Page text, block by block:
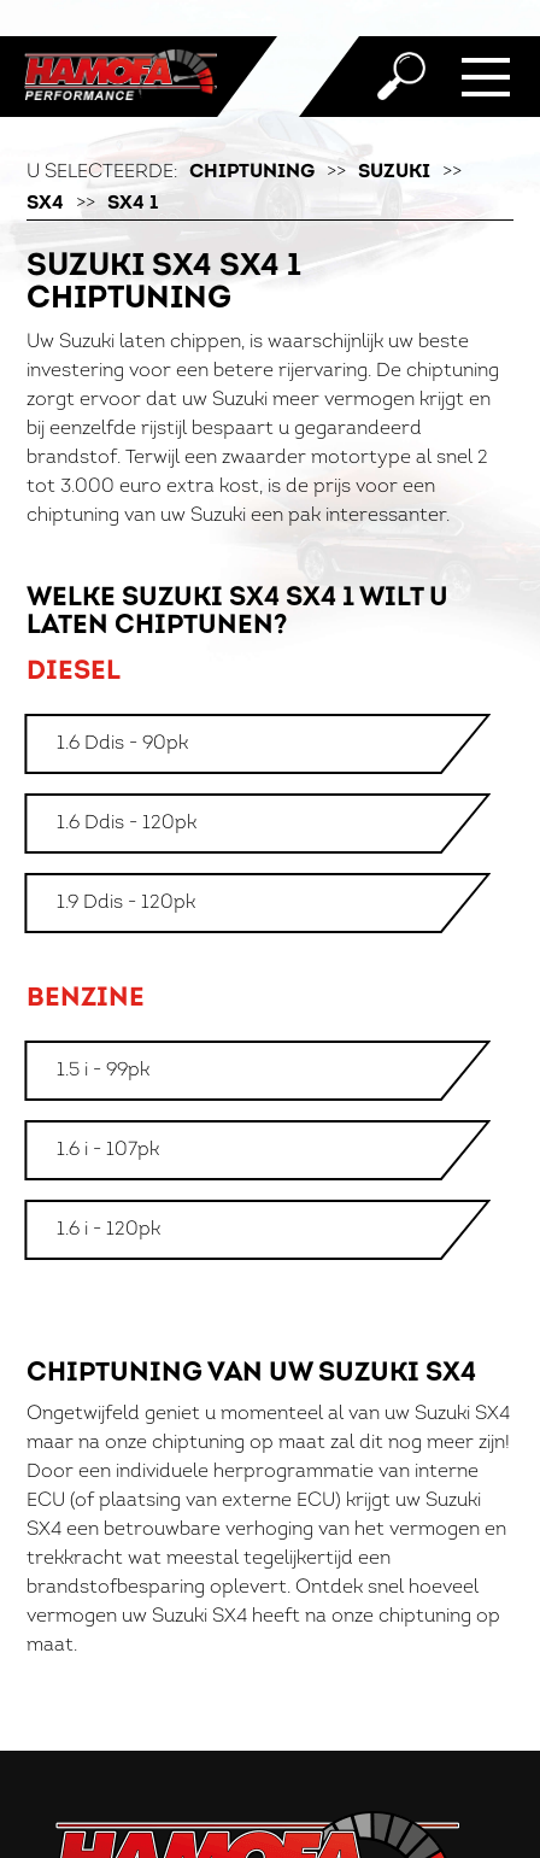
U SELECTEERDE: CHIPTUNING >> SUZUKI
>>
SX4
>> SX4 1
SUZUKI SX4 SX4 1
CHIPTUNING
Uw Suzuki laten chippen, is waarschijnlijk uw beste
investering voor een betere rijervaring. De chiptuning
zorgt ervoor dat uw Suzuki meer vermogen krijgt en
bij eenzelfde rijstijl bespaart u gegarandeerd
brandstof. Terwijl een zwaarder motortype al snel 2
tot 3.000 euro extra kost, is de prijs voor een
chiptuning van uw Suzuki een pak interessanter.
WELKE SUZUKI SX4 SX4 1 WILT U
LATEN CHIPTUNEN?
DIESEL
1.6 Ddis - 90pk
1.6 Ddis - 120pk
1.9 Ddis - 120pk
BENZINE
1.5 i - 99pk
1.6 i - 107pk
1.6 i - 120pk
CHIPTUNING VAN UW SUZUKI SX4
Ongetwijfeld geniet u momenteel al van uw Suzuki SX4
maar na onze chiptuning op maat zal dit nog meer zijn!
Door een individuele herprogrammatie van interne
ECU (of plaatsing van externe ECU) krijgt uw Suzuki
SX4 een betrouwbare verhoging van het vermogen en
trekkracht wat meestal tegelijkertijd een
brandstofbesparing oplevert. Ontdek snel hoeveel
vermogen uw Suzuki SX4 heeft na onze chiptuning op
maat.